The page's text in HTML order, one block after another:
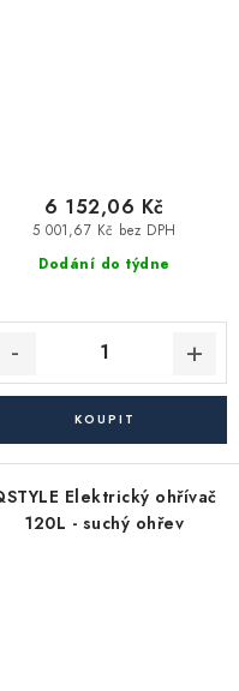
Dodání do týdne
5 001,67 Kč bez DPH
6 152,06 Kč
Elektrický ohřívač
120L - suchý ohřev